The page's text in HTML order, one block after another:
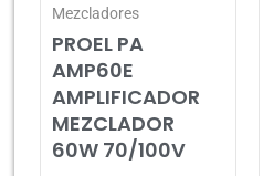
Mezcladores
PROEL PA
AMP60E
AMPLIFICADOR
MEZCLADOR
60W 70/100V